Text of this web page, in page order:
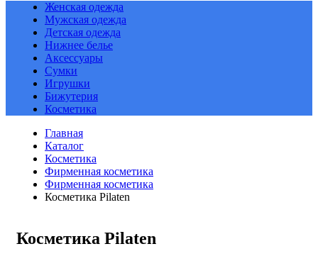
Женская одежда
Мужская одежда
Детская одежда
Нижнее белье
Аксессуары
Сумки
Игрушки
Бижутерия
Косметика
Главная
Каталог
Косметика
Фирменная косметика
Фирменная косметика
Косметика Pilaten
Косметика Pilaten